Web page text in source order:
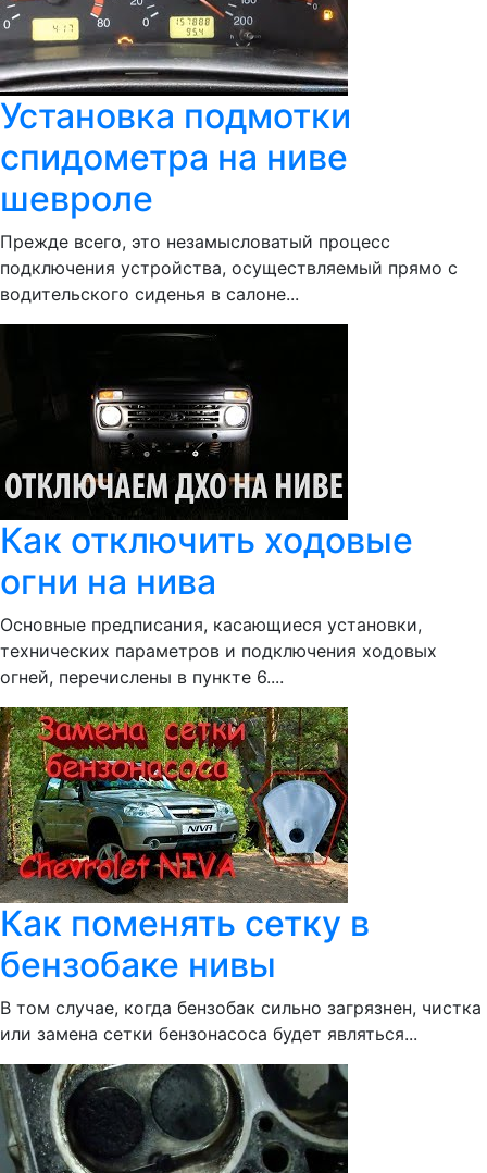
Установка подмотки
спидометра на ниве
шевроле
Прежде всего, это незамысловатый процесс
подключения устройства, осуществляемый прямо с
водительского сиденья в салоне...
Как отключить ходовые
огни на нива
Основные предписания, касающиеся установки,
технических параметров и подключения ходовых
огней, перечислены в пункте 6....
Как поменять сетку в
бензобаке нивы
В том случае, когда бензобак сильно загрязнен, чистка
или замена сетки бензонасоса будет являться...